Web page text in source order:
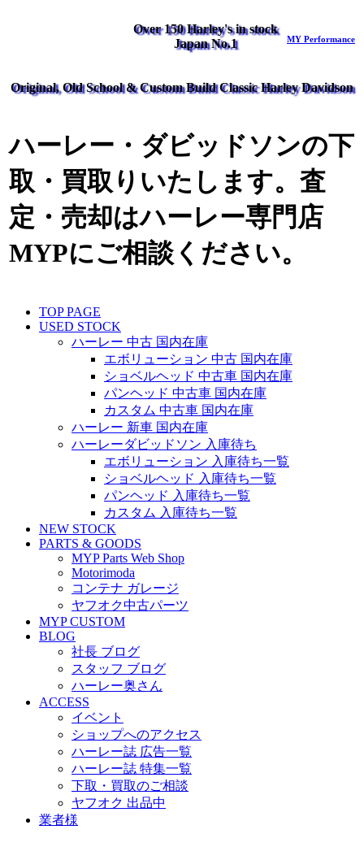
Over 150 Harley's in stock
Japan No.1
MY Performance
Original, Old School & Custom Build Classic Harley Davidson
ハーレー・ダビッドソンの下
取・買取りいたします。査
定・売却はハーレー専門店
MYPにご相談ください。
TOP PAGE
USED STOCK
ハーレー 中古 国内在庫
エボリューション 中古 国内在庫
ショベルヘッド 中古車 国内在庫
パンヘッド 中古車 国内在庫
カスタム 中古車 国内在庫
ハーレー 新車 国内在庫
ハーレーダビッドソン 入庫待ち
エボリューション 入庫待ち一覧
ショベルヘッド 入庫待ち一覧
パンヘッド 入庫待ち一覧
カスタム 入庫待ち一覧
NEW STOCK
PARTS & GOODS
MYP Parts Web Shop
Motorimoda
コンテナ ガレージ
ヤフオク中古パーツ
MYP CUSTOM
BLOG
社長 ブログ
スタッフ ブログ
ハーレー奥さん
ACCESS
イベント
ショップへのアクセス
ハーレー誌 広告一覧
ハーレー誌 特集一覧
下取・買取のご相談
ヤフオク 出品中
業者様